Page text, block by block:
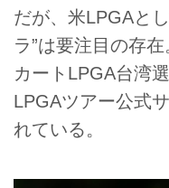
だが、米LPGAと
ラ”は要注目の存
カートLPGA台湾
LPGAツアー公式
れている。